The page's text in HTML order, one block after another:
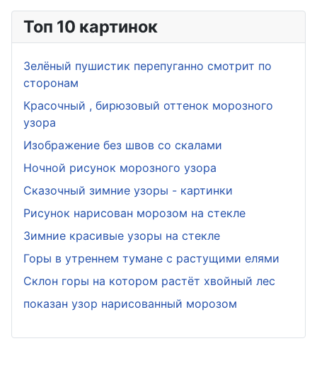
Топ 10 картинок
Зелёный пушистик перепуганно смотрит по
сторонам
Красочный , бирюзовый оттенок морозного
узора
Изображение без швов со скалами
Ночной рисунок морозного узора
Сказочный зимние узоры - картинки
Рисунок нарисован морозом на стекле
Зимние красивые узоры на стекле
Горы в утреннем тумане с растущими елями
Склон горы на котором растёт хвойный лес
показан узор нарисованный морозом